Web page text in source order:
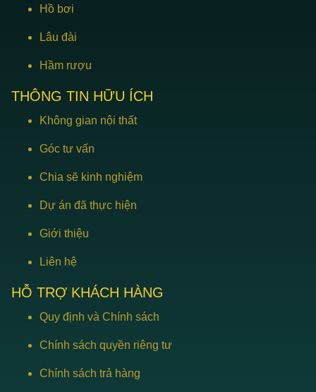
Hồ bơi
Lâu đài
Hầm rượu
THÔNG TIN HỮU ÍCH
Không gian nội thất
Góc tư vấn
Chia sẽ kinh nghiệm
Dự án đã thực hiện
Giới thiệu
Liên hệ
HỖ TRỢ KHÁCH HÀNG
Quy định và Chính sách
Chính sách quyền riêng tư
Chính sách trả hàng